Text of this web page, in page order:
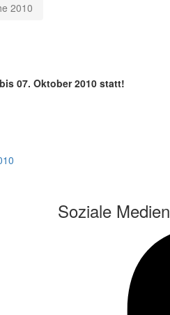
2010
07. Oktober 2010 statt!
Soziale Medien